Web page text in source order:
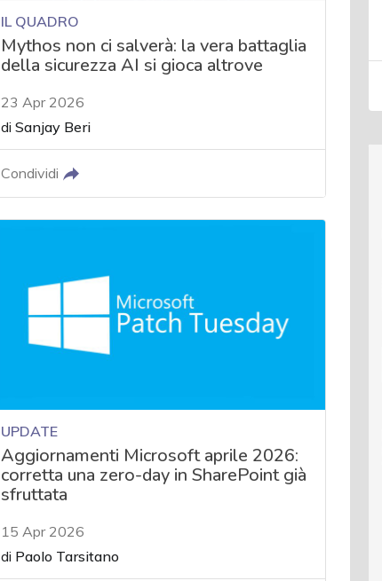
IL QUADRO
Mythos non ci salverà: la vera battaglia
della sicurezza AI si gioca altrove
23 Apr 2026
diSanjay Beri
Condividi
UPDATE
Aggiornamenti Microsoft aprile 2026:
corretta una zero-day in SharePoint già
sfruttata
15 Apr 2026
di Paolo Tarsitano